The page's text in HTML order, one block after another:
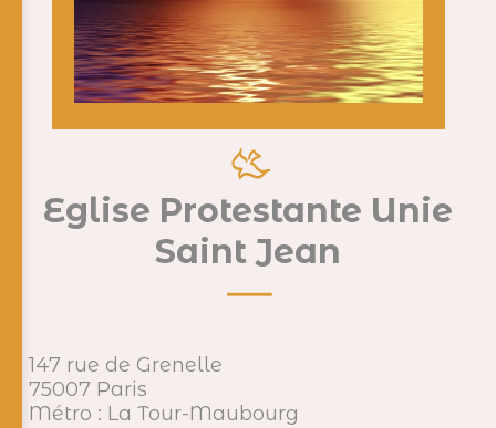
Eglise Protestante Unie
Saint Jean
147 rue de Grenelle
75007 Paris
Métro : La Tour-Maubourg